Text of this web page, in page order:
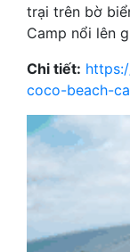
trại trên bờ
Camp nổi lên
Chi tiết:
coco-beach-